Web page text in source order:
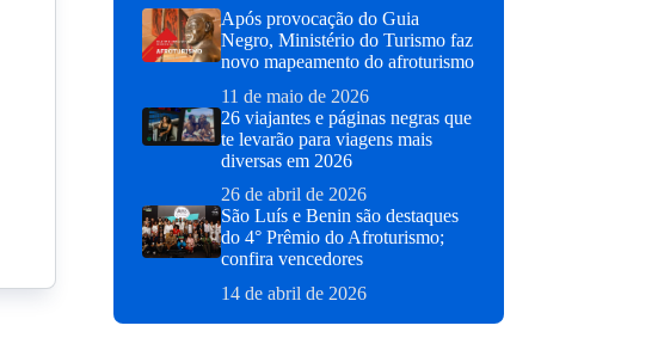
Após provocação do Guia
Negro, Ministério do Turismo faz
novo mapeamento do afroturismo
11 de maio de 2026
26 viajantes e páginas negras que
te levarão para viagens mais
diversas em 2026
26 de abril de 2026
São Luís e Benin são destaques
do 4° Prêmio do Afroturismo;
confira vencedores
14 de abril de 2026